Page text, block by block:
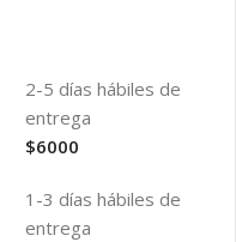
2-5 días hábiles de
entrega
$6000
1-3 días hábiles de
entrega